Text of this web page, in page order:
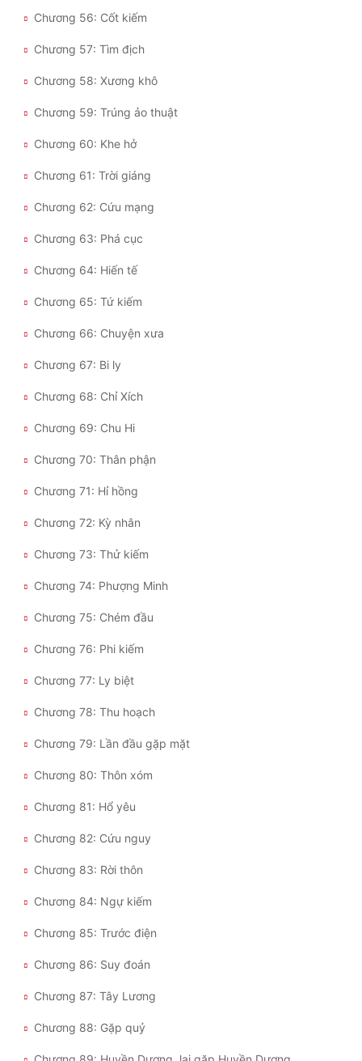
Tính Cách Nhân Vật :
Cơ Trí
Sát Phạt Quyết Đoán
Vô Sỉ
Điềm Đạm
Chương 56: Cốt kiếm
Chương 57: Tìm địch
Chương 58: Xương khô
Chương 59: Trúng ảo thuật
Chương 60: Khe hở
Chương 61: Trời giáng
Chương 62: Cứu mạng
Chương 63: Phá cục
Chương 64: Hiến tế
Chương 65: Tứ kiếm
Chương 66: Chuyện xưa
Chương 67: Bi ly
Chương 68: Chỉ Xích
Chương 69: Chu Hi
Chương 70: Thân phận
Chương 71: Hỉ hồng
Chương 72: Kỳ nhân
Chương 73: Thử kiếm
Chương 74: Phượng Minh
Chương 75: Chém đầu
Chương 76: Phi kiếm
Chương 77: Ly biệt
Chương 78: Thu hoạch
Chương 79: Lần đầu gặp mặt
Chương 80: Thôn xóm
Chương 81: Hổ yêu
Chương 82: Cứu nguy
Chương 83: Rời thôn
Chương 84: Ngự kiếm
Chương 85: Trước điện
Chương 86: Suy đoán
Chương 87: Tây Lương
Chương 88: Gặp quỷ